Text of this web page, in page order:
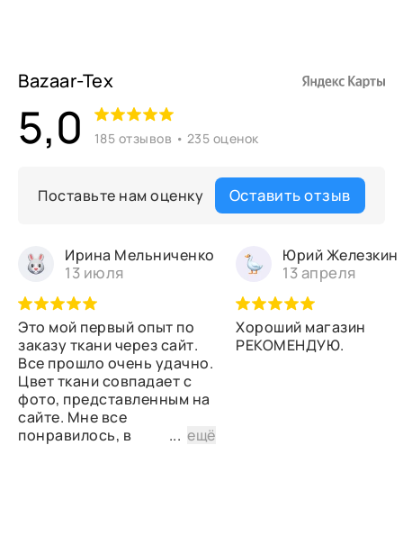
Bazaar-Tex
5,0 185 отзывов • 235 оценок
Поставьте нам оценку Оставить отзыв
Ирина Мельниченко
13 июля
Это мой первый опыт по
заказу ткани через сайт.
Все прошло очень удачно.
Цвет ткани совпадает с
фото, представленным на
сайте. Мне все
понравилось, в
...ещё
Юрий Железкин
13 апреля
Хороший магазин
РЕКОМЕНДУЮ.